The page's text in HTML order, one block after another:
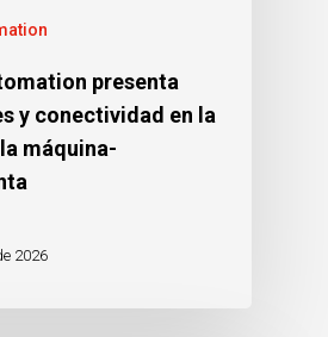
presenta
y conectividad en la
máquina-
2026